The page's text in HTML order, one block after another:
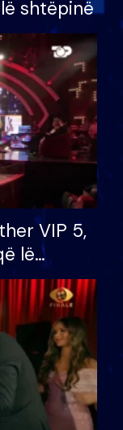
shtëpinë
VIP 5,
lë
për